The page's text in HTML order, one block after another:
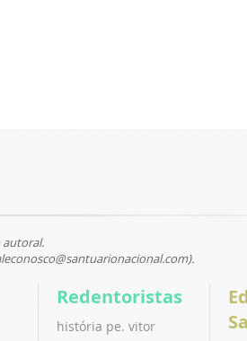
autoral.
Redentoristas
história pe. vitor